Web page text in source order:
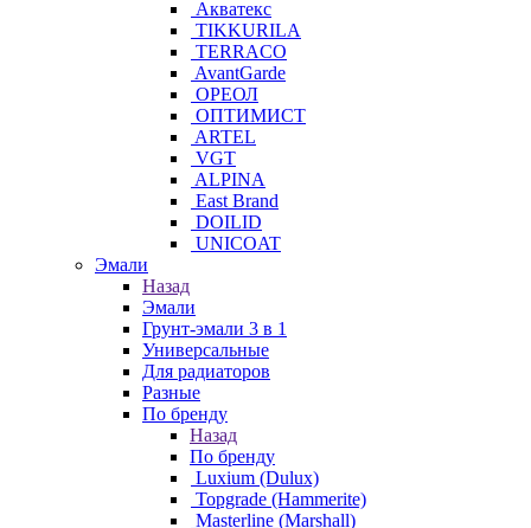
Акватекс
TIKKURILA
TERRACO
AvantGarde
ОРЕОЛ
ОПТИМИСТ
ARTEL
VGT
ALPINA
East Brand
DOILID
UNICOAT
Эмали
Назад
Эмали
Грунт-эмали 3 в 1
Универсальные
Для радиаторов
Разные
По бренду
Назад
По бренду
Luxium (Dulux)
Topgrade (Hammerite)
Masterline (Marshall)